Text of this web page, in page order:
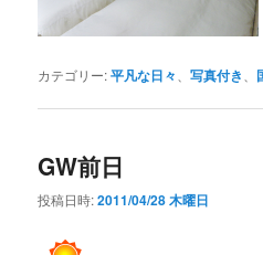
カテゴリー:平凡な日々 、写真付き
GW前日
投稿日時:2011/04/28 木曜日